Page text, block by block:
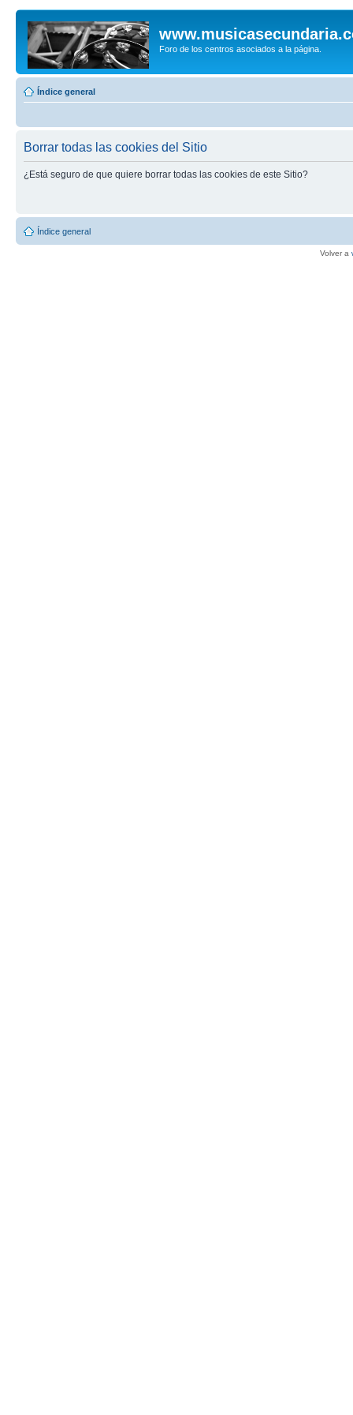
Foro de los centros asociados a la página.
Índice general
Borrar todas las cookies del Sitio
¿Está seguro de que quiere borrar todas las cookies de este Sitio?
Índice general
Volver a